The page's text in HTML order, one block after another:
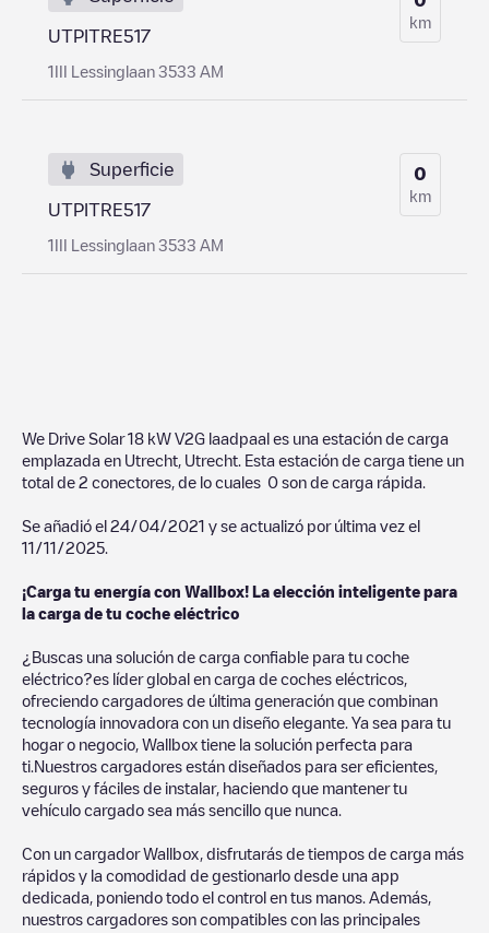
UTPITRE517
1III Lessinglaan 3533 AM
km
Superficie
UTPITRE517
1III Lessinglaan 3533 AM
0
km
We Drive Solar 18 kW V2G laadpaal es una estación de carga
emplazada en Utrecht Utrecht . Esta estación de carga tiene un
total de 2 conectores, de lo cuales 0 son de carga rápida.
Se añadió el 24/04/2021 y se actualizó por última vez el
11/11/2025
¡Carga tu energía con Wallbox! La elección inteligente para
la carga de tu coche eléctrico
¿Buscas una solución de carga confiable para tu coche
eléctrico?es líder global en carga de coches eléctricos,
ofreciendo cargadores de última generación que combinan
tecnología innovadora con un diseño elegante. Ya sea para tu
hogar o negocio, Wallbox tiene la solución perfecta para
ti.Nuestros cargadores están diseñados para ser eficientes,
seguros y fáciles de instalar, haciendo que mantener tu
vehículo cargado sea más sencillo que nunca.
Con un cargador Wallbox, disfrutarás de tiempos de carga más
rápidos y la comodidad de gestionarlo desde una app
dedicada, poniendo todo el control en tus manos. Además,
nuestros cargadores son compatibles con las principales